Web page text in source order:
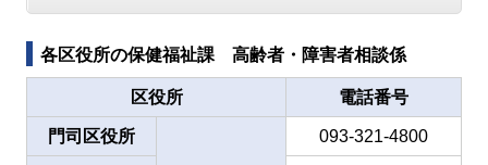
各区役所の保健福祉課 高齢者・障害者相談係
区役所 電話番号
門司区役所 093-321-4800